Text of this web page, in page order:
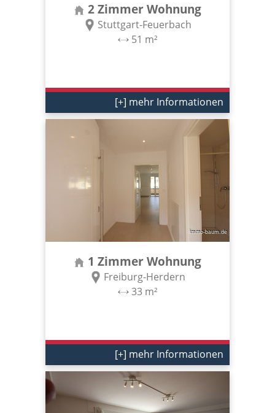
2 Zimmer Wohnung
Stuttgart-Feuerbach
51 m²
[+] mehr Informationen
1 Zimmer Wohnung
Freiburg-Herdern
33 m²
[+] mehr Informationen